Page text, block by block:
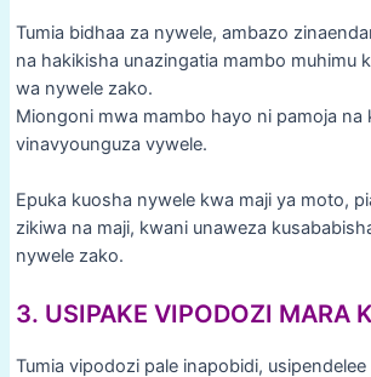
Tumia bidhaa za nywele, ambazo
na hakikisha unazingatia mambo muhimu
wa nywele zako.
Miongoni mwa mambo hayo ni pamoja na
vinavyounguza vywele.
Epuka kuosha nywele kwa maji ya moto,
zikiwa na maji, kwani unaweza
nywele zako.
3. USIPAKE VIPODOZI MARA
Tumia vipodozi pale inapobidi,